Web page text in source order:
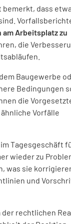
dass
Arbeitsplatz zu
die
Baugewerbe
Bedingungen
die
Vorfälle
Tagesgeschäft
wieder zu
was sie
und
rechtlichen